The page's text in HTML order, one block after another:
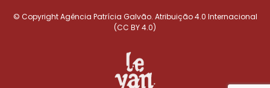
© Copyright Agência Patrícia Galvão. Atribuição 4.0 Internacional
(CC BY 4.0)